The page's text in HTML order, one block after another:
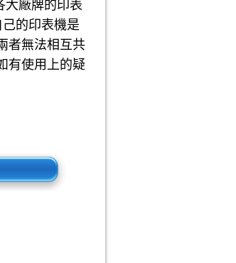
廠牌的印表
的印表機是
者無法相互共
有使用上的疑